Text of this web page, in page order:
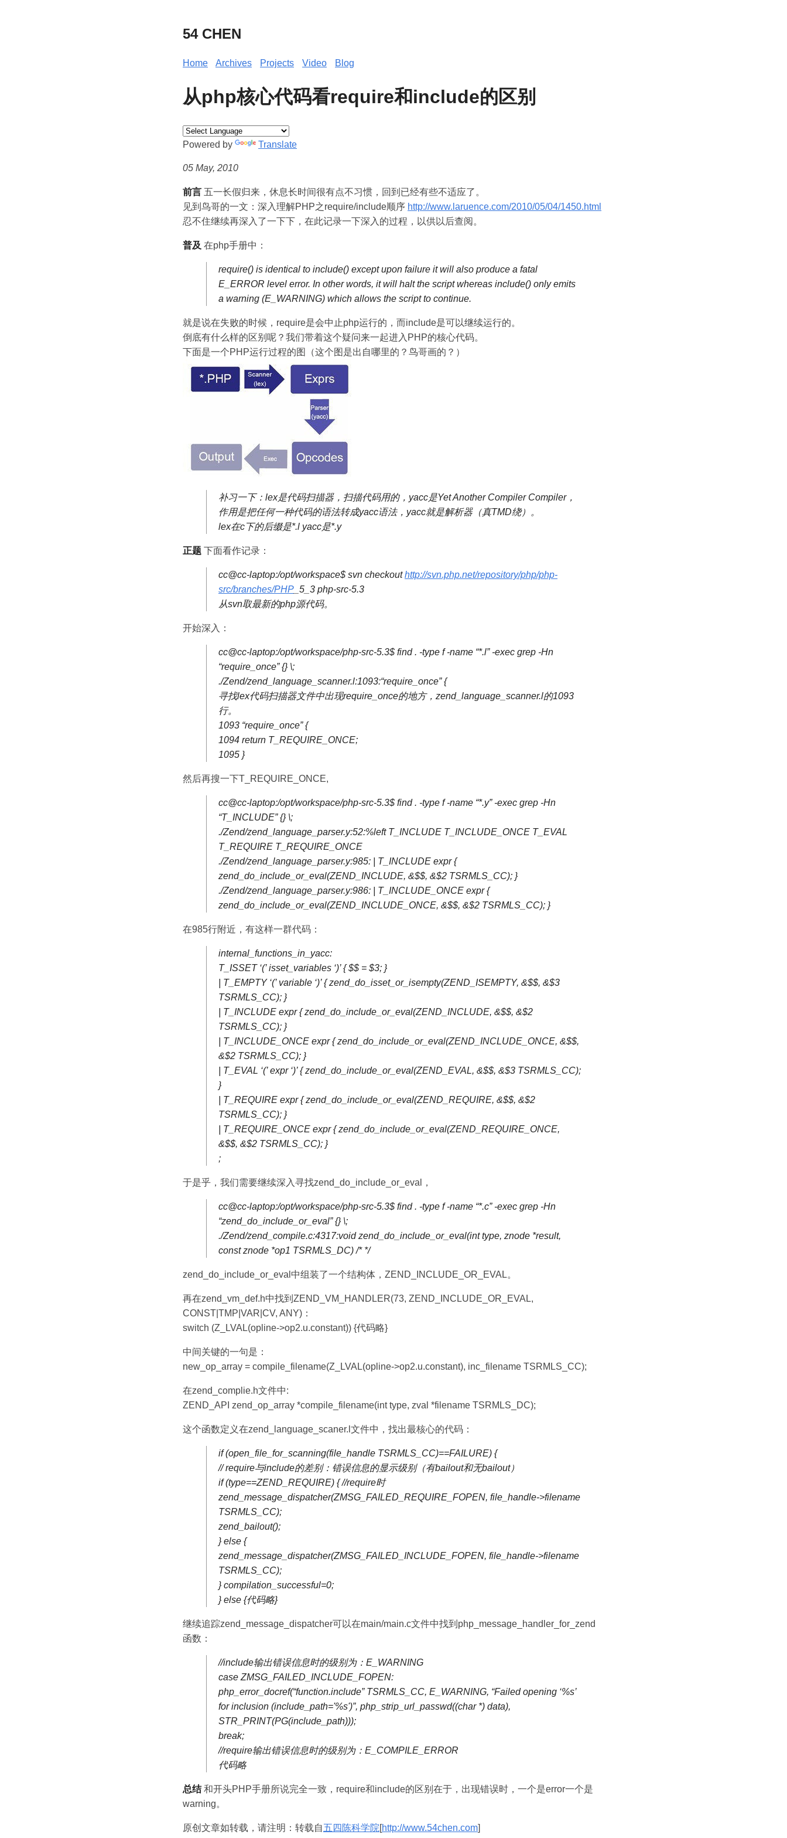
54 CHEN
Home Archives Projects Video Blog
从php核心代码看require和include的区别
Powered by Translate
05 May, 2010
前言 五一长假归来，休息长时间很有点不习惯，回到已经有些不适应了。
见到鸟哥的一文：深入理解PHP之require/include顺序 http://www.laruence.com/2010/05/04/1450.html
忍不住继续再深入了一下下，在此记录一下深入的过程，以供以后查阅。
普及 在php手册中：
require() is identical to include() except upon failure it will also produce a fatal
E_ERROR level error. In other words, it will halt the script whereas include() only emits
a warning (E_WARNING) which allows the script to continue.
就是说在失败的时候，require是会中止php运行的，而include是可以继续运行的。
倒底有什么样的区别呢？我们带着这个疑问来一起进入PHP的核心代码。
下面是一个PHP运行过程的图（这个图是出自哪里的？鸟哥画的？）
补习一下：lex是代码扫描器，扫描代码用的，yacc是Yet Another Compiler Compiler，
作用是把任何一种代码的语法转成yacc语法，yacc就是解析器（真TMD绕）。
lex在c下的后缀是*.l yacc是*.y
正题 下面看作记录：
cc@cc-laptop:/opt/workspace$ svn checkouthttp://svn.php.net/repository/php/php-
src/branches/PHP _5_3 php-src-5.3
从svn取最新的php源代码。
开始深入：
cc@cc-laptop:/opt/workspace/php-src-5.3$ find . -type f -name “*.l” -exec grep -Hn
“require_once” {} \;
./Zend/zend_language_scanner.l:1093:“require_once” {
寻找lex代码扫描器文件中出现require_once的地方，zend_language_scanner.l的1093
行。
1093 “require_once” {
1094 return T_REQUIRE_ONCE;
1095 }
然后再搜一下T_REQUIRE_ONCE,
cc@cc-laptop:/opt/workspace/php-src-5.3$ find . -type f -name “*.y” -exec grep -Hn
“T_INCLUDE” {} \;
./Zend/zend_language_parser.y:52:%left T_INCLUDE T_INCLUDE_ONCE T_EVAL
T_REQUIRE T_REQUIRE_ONCE
./Zend/zend_language_parser.y:985: | T_INCLUDE expr {
zend_do_include_or_eval(ZEND_INCLUDE, &$$, &$2 TSRMLS_CC); }
./Zend/zend_language_parser.y:986: | T_INCLUDE_ONCE expr {
zend_do_include_or_eval(ZEND_INCLUDE_ONCE, &$$, &$2 TSRMLS_CC); }
在985行附近，有这样一群代码：
internal_functions_in_yacc:
T_ISSET ‘(’ isset_variables ‘)’ { $$ = $3; }
| T_EMPTY ‘(’ variable ‘)’ { zend_do_isset_or_isempty(ZEND_ISEMPTY, &$$, &$3
TSRMLS_CC); }
| T_INCLUDE expr { zend_do_include_or_eval(ZEND_INCLUDE, &$$, &$2
TSRMLS_CC); }
| T_INCLUDE_ONCE expr { zend_do_include_or_eval(ZEND_INCLUDE_ONCE, &$$,
&$2 TSRMLS_CC); }
| T_EVAL ‘(’ expr ‘)’ { zend_do_include_or_eval(ZEND_EVAL, &$$, &$3 TSRMLS_CC);
}
| T_REQUIRE expr { zend_do_include_or_eval(ZEND_REQUIRE, &$$, &$2
TSRMLS_CC); }
| T_REQUIRE_ONCE expr { zend_do_include_or_eval(ZEND_REQUIRE_ONCE,
&$$, &$2 TSRMLS_CC); }
;
于是乎，我们需要继续深入寻找zend_do_include_or_eval，
cc@cc-laptop:/opt/workspace/php-src-5.3$ find . -type f -name “*.c” -exec grep -Hn
“zend_do_include_or_eval” {} \;
./Zend/zend_compile.c:4317:void zend_do_include_or_eval(int type, znode *result,
const znode *op1 TSRMLS_DC) /* */
zend_do_include_or_eval中组装了一个结构体，ZEND_INCLUDE_OR_EVAL。
再在zend_vm_def.h中找到ZEND_VM_HANDLER(73, ZEND_INCLUDE_OR_EVAL,
CONST|TMP|VAR|CV, ANY)：
switch (Z_LVAL(opline->op2.u.constant)) {代码略}
中间关键的一句是：
new_op_array = compile_filename(Z_LVAL(opline->op2.u.constant), inc_filename TSRMLS_CC);
在zend_complie.h文件中:
ZEND_API zend_op_array *compile_filename(int type, zval *filename TSRMLS_DC);
这个函数定义在zend_language_scaner.l文件中，找出最核心的代码：
if (open_file_for_scanning(file_handle TSRMLS_CC)==FAILURE) {
// require与include的差别：错误信息的显示级别（有bailout和无bailout）
if (type==ZEND_REQUIRE) { //require时
zend_message_dispatcher(ZMSG_FAILED_REQUIRE_FOPEN, file_handle->filename
TSRMLS_CC);
zend_bailout();
} else {
zend_message_dispatcher(ZMSG_FAILED_INCLUDE_FOPEN, file_handle->filename
TSRMLS_CC);
} compilation_successful=0;
} else {代码略}
继续追踪zend_message_dispatcher可以在main/main.c文件中找到php_message_handler_for_zend
函数：
//include输出错误信息时的级别为：E_WARNING
case ZMSG_FAILED_INCLUDE_FOPEN:
php_error_docref(“function.include” TSRMLS_CC, E_WARNING, “Failed opening ‘%s’
for inclusion (include_path='%s')”, php_strip_url_passwd((char *) data),
STR_PRINT(PG(include_path)));
break;
//require输出错误信息时的级别为：E_COMPILE_ERROR
代码略
总结和开头PHP手册所说完全一致，require和include的区别在于，出现错误时，一个是error一个是
warning。
原创文章如转载，请注明：转载自五四陈科学院[http://www.54chen.com]